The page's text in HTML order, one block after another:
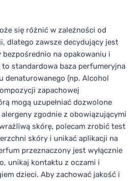
się różnić w zależności od
dlatego zawsze decydujący jest
bezpośrednio na opakowaniu i
standardowa baza perfumeryjna
denaturowanego (np. Alcohol
zapachowej
mogą uzupełniać dozwolone
zgodnie z obowiązującymi
skórę, polecam zrobić test
skóry i unikać aplikacji na
przeznaczony jest wyłącznie
unikaj kontaktu z oczami i
dzieci. Aby zachować jakość i